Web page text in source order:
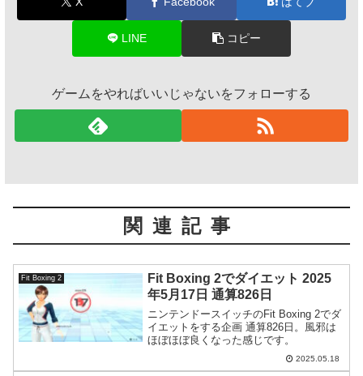
LINE コピー
ゲームをやればいいじゃないをフォローする
関連記事
Fit Boxing 2
Fit Boxing 2でダイエット 2025
年5月17日 通算826日
ニンテンドースイッチのFit Boxing 2でダ
イエットをする企画 通算826日。風邪は
ほぼほぼ良くなった感じです。
2025.05.18